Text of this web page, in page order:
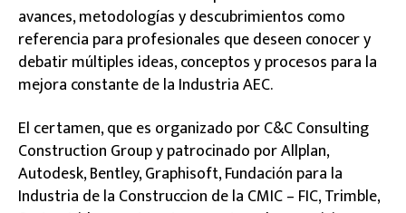
avances, metodologías y descubrimientos como
referencia para profesionales que deseen conocer y
debatir múltiples ideas, conceptos y procesos para la
mejora constante de la Industria AEC.
El certamen, que es organizado por C&C Consulting
Construction Group y patrocinado por Allplan,
Autodesk, Bentley, Graphisoft, Fundación para la
Industria de la Construccion de la CMIC – FIC, Trimble,